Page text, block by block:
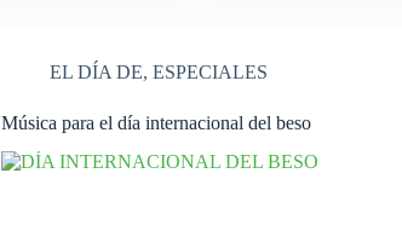
EL DÍA DE, ESPECIALES
Música para el día internacional del beso